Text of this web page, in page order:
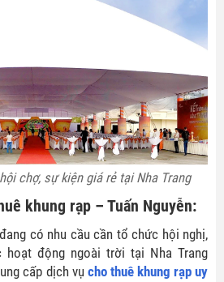
chợ, sự kiện giá rẻ tại Nha Trang
khung rạp – Tuấn Nguyễn:
có nhu cầu cần tổ chức hội nghị,
hoạt động ngoài trời tại Nha Trang
cấp dịch vụ cho thuê khung rạp uy